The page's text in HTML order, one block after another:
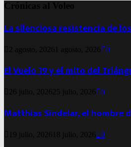
Crónicas al Voleo
La silenciosa resistencia de
2 agosto, 2026 1 agosto, 2026 0
El Vuelo 19 y el mito del
26 julio, 2026 25 julio, 2026 0
Matthias Sindelar, el hombre
19 julio, 2026 18 julio, 2026 0